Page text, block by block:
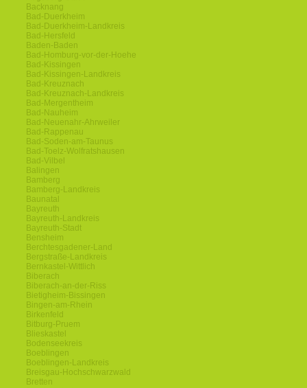
Backnang
Bad-Duerkheim
Bad-Duerkheim-Landkreis
Bad-Hersfeld
Baden-Baden
Bad-Homburg-vor-der-Hoehe
Bad-Kissingen
Bad-Kissingen-Landkreis
Bad-Kreuznach
Bad-Kreuznach-Landkreis
Bad-Mergentheim
Bad-Nauheim
Bad-Neuenahr-Ahrweiler
Bad-Rappenau
Bad-Soden-am-Taunus
Bad-Toelz-Wolfratshausen
Bad-Vilbel
Balingen
Bamberg
Bamberg-Landkreis
Baunatal
Bayreuth
Bayreuth-Landkreis
Bayreuth-Stadt
Bensheim
Berchtesgadener-Land
Bergstraße-Landkreis
Bernkastel-Wittlich
Biberach
Biberach-an-der-Riss
Bietigheim-Bissingen
Bingen-am-Rhein
Birkenfeld
Bitburg-Pruem
Blieskastel
Bodenseekreis
Boeblingen
Boeblingen-Landkreis
Breisgau-Hochschwarzwald
Bretten